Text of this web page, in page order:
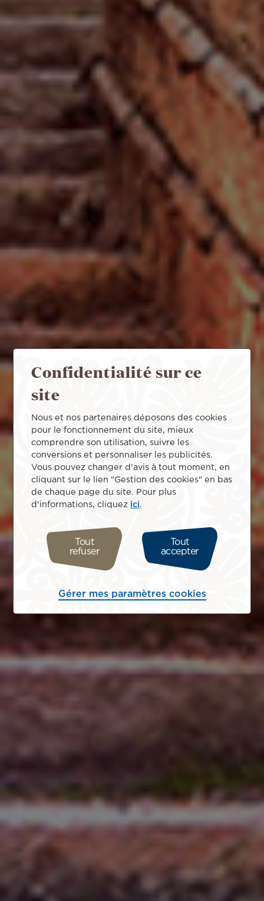
Confidentialité sur ce
site
Nous et nos partenaires déposons des cookies
pour le fonctionnement du site, mieux
comprendre son utilisation, suivre les
conversions et personnaliser les publicités.
Vous pouvez changer d'avis à tout moment, en
cliquant sur le lien "Gestion des cookies" en bas
de chaque page du site. Pour plus
d'informations, cliquez ici
Tout
refuser
Tout
accepter
Gérer mes paramètres cookies